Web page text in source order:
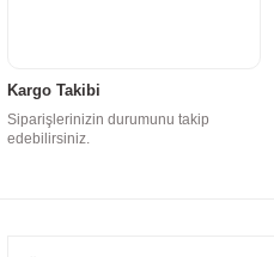
Kargo Takibi
Siparişlerinizin durumunu takip
edebilirsiniz.